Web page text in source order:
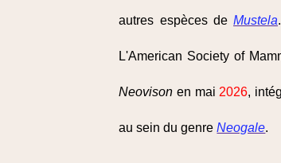
autres espèces deMustela
L'American Society of
Neovison en mai 2026,
au sein du genreNeogale.